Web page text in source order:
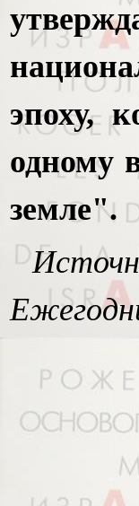
эпоху,
одному
земле".